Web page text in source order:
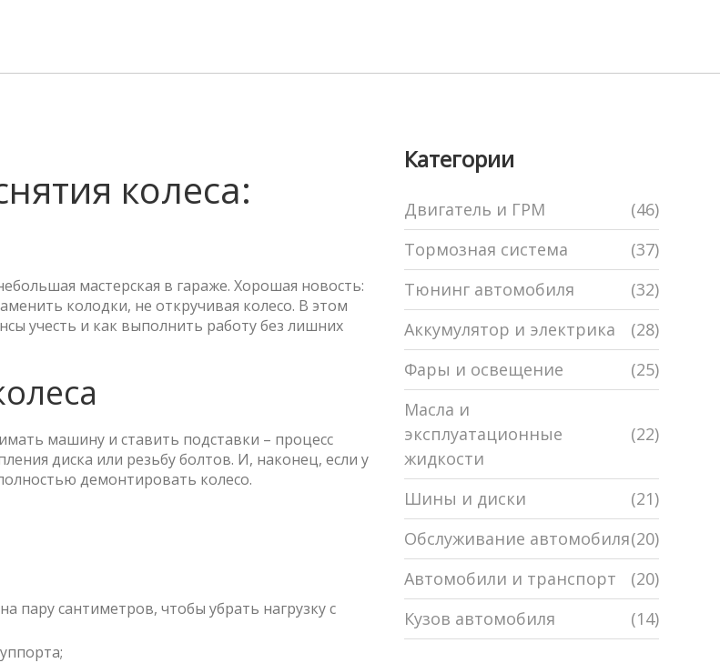
колеса:
мастерская в гараже. Хорошая новость:
колодки, не откручивая колесо. В этом
учесть и как выполнить работу без лишних
машину и ставить подставки – процесс
диска или резьбу болтов. И, наконец, если у
демонтировать колесо.
пару сантиметров, чтобы убрать нагрузку с
Категории
Двигатель и ГРМ
(46)
Тормозная система
(37)
Тюнинг автомобиля
(32)
Аккумулятор и электрика
(28)
Фары и освещение
(25)
Масла и
эксплуатационные
жидкости
(22)
Шины и диски
(21)
Обслуживание автомобиля(20)
Автомобили и транспорт
(20)
Кузов автомобиля
(14)